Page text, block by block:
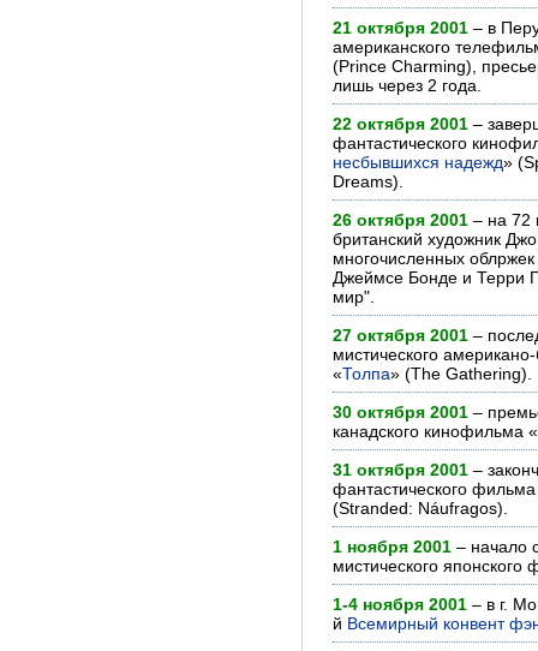
21 октября 2001 – в
американского
(Prince Charming),
лишь через 2 года.
22 октября 2001 –
фантастического
несбывшихся надежд»
Dreams).
26 октября 2001 – на 72
британский художник
многочисленных
Джеймсе Бонде и Терри
мир".
27 октября 2001 –
мистического
«Толпа» (The Gathering).
30 октября 2001 –
канадского кинофильма «
31 октября 2001 –
фантастического
(Stranded: Náufragos).
1 ноября 2001 – начало
мистического японского
1-4 ноября 2001 – в г.
й Всемирный конвент